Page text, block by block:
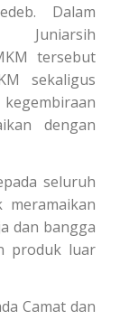
Dalam
Juniarsih
tersebut
sekaligus
dengan
seluruh
meramaikan
dan bangga
produk luar
Camat dan